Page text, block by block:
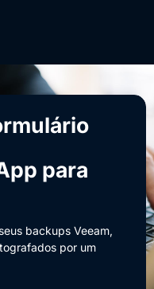
para
backups Veeam,
por um